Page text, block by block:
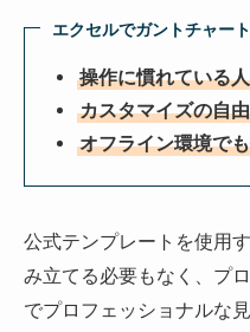
エクセルでガントチャー
操作に慣れている
カスタマイズの自
オフライン環境で
公式テンプレートを使用
み立てる必要もなく、プ
でプロフェッショナルな